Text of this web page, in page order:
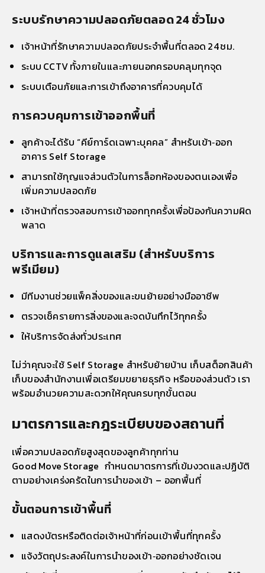
ระบบรักษาความปลอดภัยตลอด 24 ชั่วโมง
เจ้าหน้าที่รักษาความปลอดภัยประจำพื้นที่ตลอด 24 ชม.
ระบบ CCTV ทั้งภายในและภายนอกครอบคลุมทุกจุด
ระบบเตือนภัยและการเข้าถึงอาคารที่ควบคุมได้
การควบคุมการเข้าออกพื้นที่
ลูกค้าจะได้รับ “คีย์การ์ดเฉพาะบุคคล” สำหรับเข้า‑ออก
อาคาร Self Storage
สามารถใช้กุญแจส่วนตัวในการล็อกห้องของตนเองเพื่อ
เพิ่มความปลอดภัย
เจ้าหน้าที่ตรวจสอบการเข้าออกทุกครั้งเพื่อป้องกันความผิด
พลาด
บริการและการดูแลเสริม (สำหรับบริการ
พรีเมียม)
มีทีมงานช่วยแพ็คสิ่งของและขนย้ายอย่างมืออาชีพ
ตรวจเช็ครายการสิ่งของและจดบันทึกไว้ทุกครั้ง
ให้บริการจัดส่งทั่วประเทศ
ไม่ว่าคุณจะใช้ Self Storage สำหรับย้ายบ้าน เก็บสต็อกสินค้า
เก็บของสำนักงานเพื่อเตรียมขยายธุรกิจ หรือของส่วนตัว เรา
พร้อมอำนวยความสะดวกให้คุณครบทุกขั้นตอน
มาตรการและกฎระเบียบของสถานที่
เพื่อความปลอดภัยสูงสุดของลูกค้าทุกท่าน
Good Move Storage กำหนดมาตรการที่เข้มงวดและปฏิบัติ
ตามอย่างเคร่งครัดในการนำของเข้า – ออกพื้นที่
ขั้นตอนการเข้าพื้นที่
แสดงบัตรหรือติดต่อเจ้าหน้าที่ก่อนเข้าพื้นที่ทุกครั้ง
แจ้งวัตถุประสงค์ในการนำของเข้า‑ออกอย่างชัดเจน